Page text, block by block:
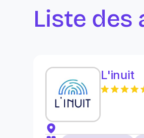
Liste des
L'inuit